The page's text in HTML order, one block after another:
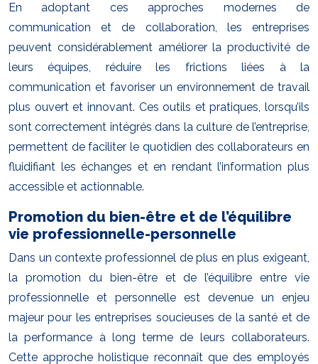
En adoptant ces approches modernes de
communication et de collaboration, les entreprises
peuvent considérablement améliorer la productivité de
leurs équipes, réduire les frictions liées à la
communication et favoriser un environnement de travail
plus ouvert et innovant. Ces outils et pratiques, lorsqu’ils
sont correctement intégrés dans la culture de l’entreprise,
permettent de faciliter le quotidien des collaborateurs en
fluidifiant les échanges et en rendant l’information plus
accessible et actionnable.
Promotion du bien-être et de l’équilibre
vie professionnelle-personnelle
Dans un contexte professionnel de plus en plus exigeant,
la promotion du bien-être et de l’équilibre entre vie
professionnelle et personnelle est devenue un enjeu
majeur pour les entreprises soucieuses de la santé et de
la performance à long terme de leurs collaborateurs.
Cette approche holistique reconnaît que des employés